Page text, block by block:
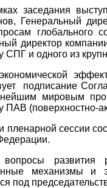
заседания
Генеральный
глобального
директор
СПГ и одного из
подписание
мировым
ПАВ (поверхностно-
пленарной сессии
развития
механизмы и
под